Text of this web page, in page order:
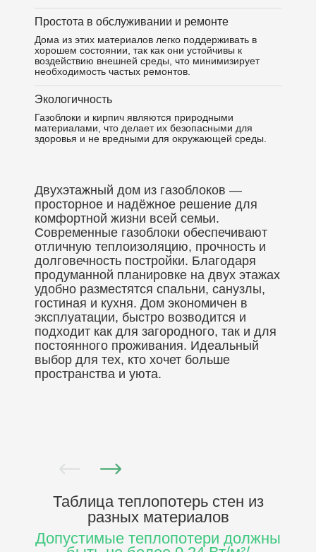
Простота в обслуживании и ремонте
Дома из этих материалов легко поддерживать в
хорошем состоянии, так как они устойчивы к
воздействию внешней среды, что минимизирует
необходимость частых ремонтов.
Экологичность
Газоблоки и кирпич являются природными
материалами, что делает их безопасными для
здоровья и не вредными для окружающей среды.
Двухэтажный дом из газоблоков —
просторное и надёжное решение для
комфортной жизни всей семьи.
Современные газоблоки обеспечивают
отличную теплоизоляцию, прочность и
долговечность постройки. Благодаря
продуманной планировке на двух этажах
удобно разместятся спальни, санузлы,
гостиная и кухня. Дом экономичен в
эксплуатации, быстро возводится и
подходит как для загородного, так и для
постоянного проживания. Идеальный
выбор для тех, кто хочет больше
пространства и уюта.
Таблица теплопотерь стен из
разных материалов
Допустимые теплопотери должны